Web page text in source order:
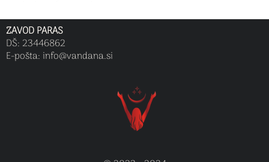
ZAVOD PARAS
DŠ: 23446862
E-pošta: info@vandana.si